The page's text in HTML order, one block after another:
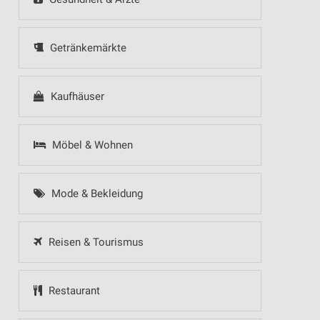
Getränkemärkte
Kaufhäuser
Möbel & Wohnen
Mode & Bekleidung
Reisen & Tourismus
Restaurant